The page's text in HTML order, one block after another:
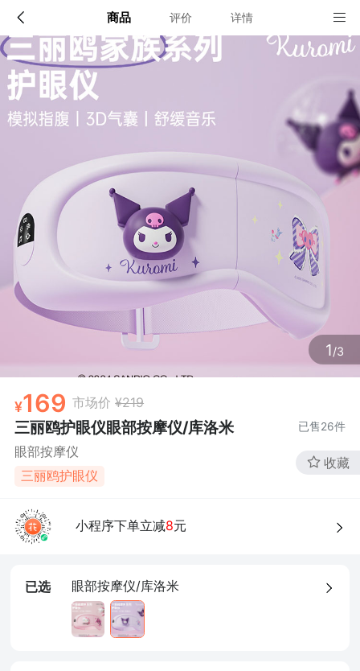
商品 评价 详情
1/3
169 市场价 ¥219
三丽鸥护眼仪眼部按摩仪/库洛米 已售26件
眼部按摩仪
三丽鸥护眼仪
收藏
小程序下单立减8元
已选 眼部按摩仪/库洛米
配送说明
顺丰深圳发货, 全国可达, 包邮!
确定
店铺信息
确定